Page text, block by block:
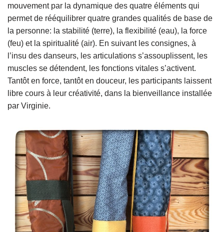
mouvement par la dynamique des quatre éléments qui
permet de rééquilibrer quatre grandes qualités de base de
la personne: la stabilité (terre), la flexibilité (eau), la force
(feu) et la spiritualité (air). En suivant les consignes, à
l’insu des danseurs, les articulations s’assouplissent, les
muscles se détendent, les fonctions vitales s’activent.
Tantôt en force, tantôt en douceur, les participants laissent
libre cours à leur créativité, dans la bienveillance installée
par Virginie.